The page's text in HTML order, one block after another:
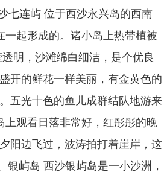
七连屿 位于西沙永兴岛的西南
起形成的。诸小岛上热带植被
明，沙滩绵白细洁，是个优良
开的鲜花一样美丽，有金黄色的
五光十色的鱼儿成群结队地游来
观看日落非常好，红彤彤的晚
阳边飞过，波涛拍打着崖岸，这
屿岛 西沙银屿岛是一小沙洲，